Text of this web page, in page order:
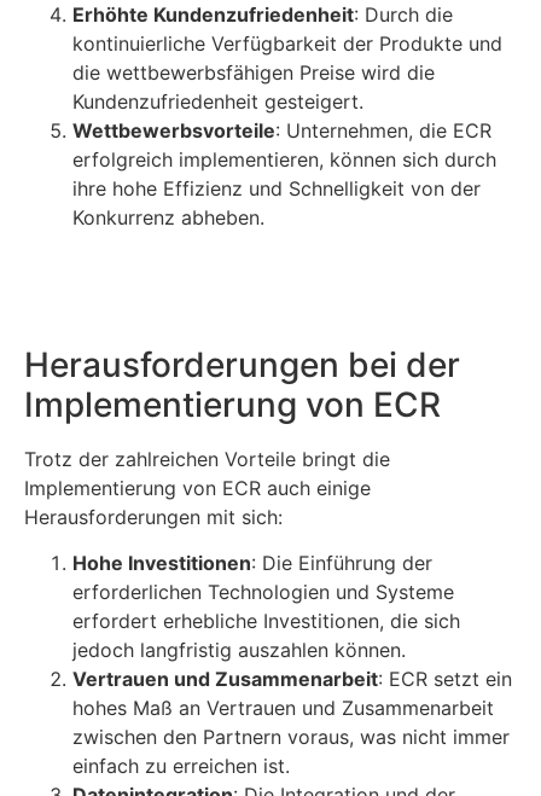
Erhöhte Kundenzufriedenheit: Durch die
kontinuierliche Verfügbarkeit der Produkte und
die wettbewerbsfähigen Preise wird die
Kundenzufriedenheit gesteigert.
Wettbewerbsvorteile: Unternehmen, die ECR
erfolgreich implementieren, können sich durch
ihre hohe Effizienz und Schnelligkeit von der
Konkurrenz abheben.
Herausforderungen bei der
Implementierung von ECR
Trotz der zahlreichen Vorteile bringt die
Implementierung von ECR auch einige
Herausforderungen mit sich:
Hohe Investitionen: Die Einführung der
erforderlichen Technologien und Systeme
erfordert erhebliche Investitionen, die sich
jedoch langfristig auszahlen können.
Vertrauen und Zusammenarbeit: ECR setzt ein
hohes Maß an Vertrauen und Zusammenarbeit
zwischen den Partnern voraus, was nicht immer
einfach zu erreichen ist.